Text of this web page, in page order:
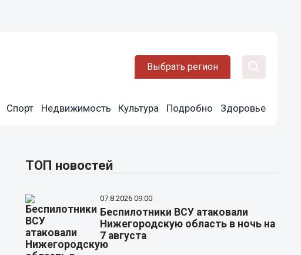
Выбрать регион
Спорт Недвижимость Культура Подробно Здоровье
ТОП новостей
07.8.2026 09:00
Беспилотники ВСУ атаковали
Нижегородскую область в ночь на
7 августа